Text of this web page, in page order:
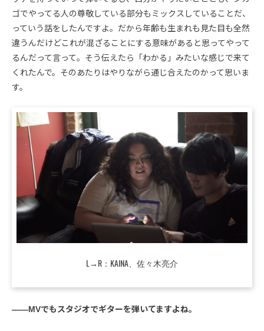
ゴでやってる人の尊敬している部分もミックスしていることだ、
っていう話をしたんですよ。だから年齢も生まれも見た目も全然
違うんだけどこれが混ざることにする意味があると思ってやって
るんだって言って。そう伝えたら「わかる」みたいな感じで来て
くれたんで。そのあたりはやりながら通じ合えたのかって思いま
す。
L→R：KAINA、佐々木亮介
――MVでもスタジオでギターを弾いてますよね。